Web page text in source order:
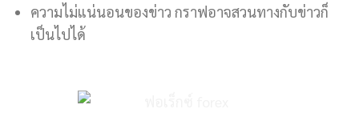
ความไม่แน่นอนของข่าว กราฟอาจสวนทางกับข่าวก็
เป็นไปได้